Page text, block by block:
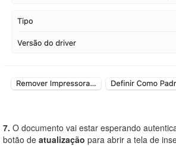
7. O documento vai estar esperando
botão de atualização para abrir a tela de